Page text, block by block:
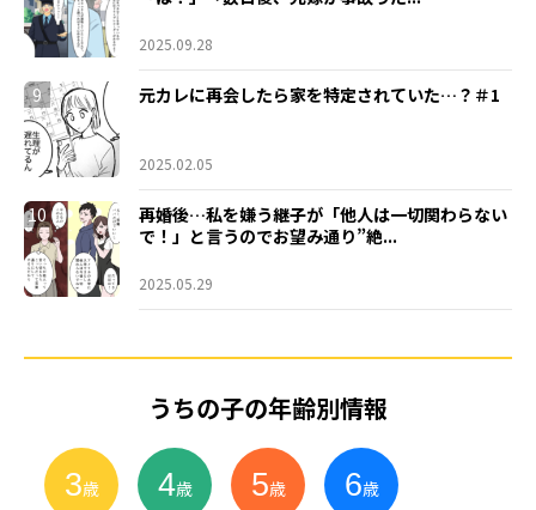
2025.09.28
9 元カレに再会したら家を特定されていた…？＃1
2025.02.05
10
再婚後…私を嫌う継子が「他人は一切関わらない
で！」と言うのでお望み通り”絶...
2025.05.29
うちの子の年齢別情報
3歳 4歳 5歳 6歳